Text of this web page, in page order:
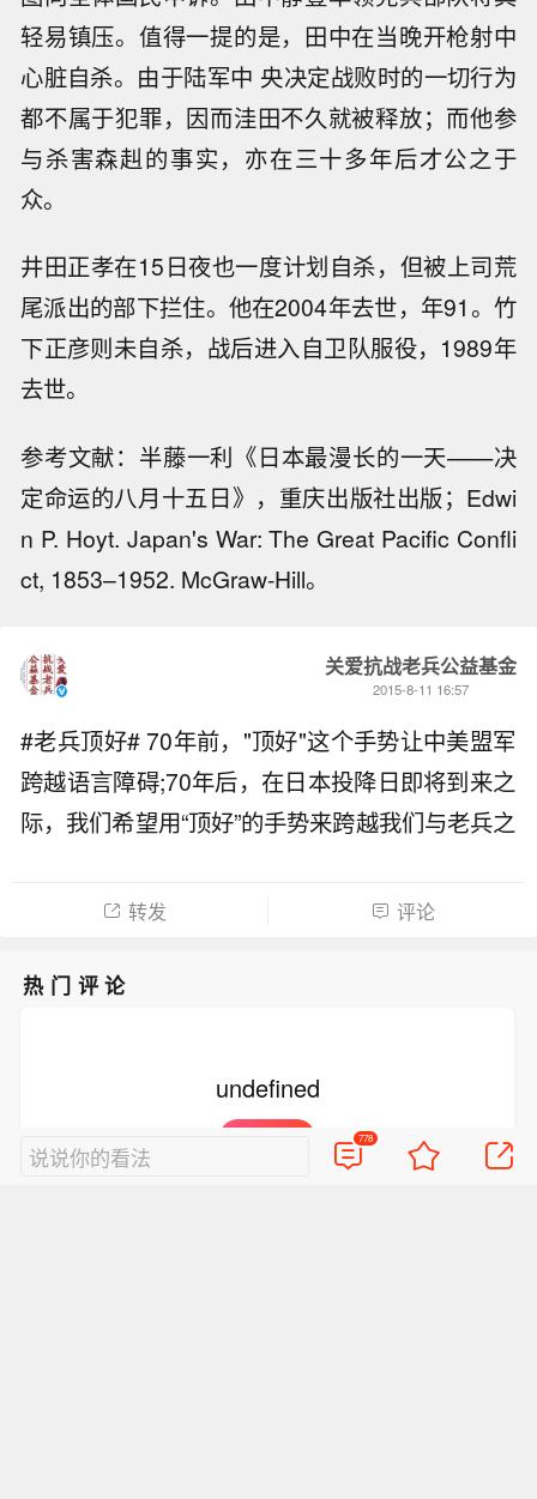
轻易镇压。值得一提的是，田中在当晚开枪射中
心脏自杀。由于陆军中 央决定战败时的一切行为
都不属于犯罪，因而洼田不久就被释放；而他参
与杀害森赳的事实，亦在三十多年后才公之于
众。
井田正孝在15日夜也一度计划自杀，但被上司荒
尾派出的部下拦住。他在2004年去世，年91。竹
下正彦则未自杀，战后进入自卫队服役，1989年
去世。
参考文献：半藤一利《日本最漫长的一天——决
定命运的八月十五日》，重庆出版社出版；Edwi
n P. Hoyt. Japan's War: The Great Pacific Confli
ct, 1853–1952. McGraw-Hill。
关爱抗战老兵公益基金
2015-8-11 16:57
#老兵顶好# 70年前，"顶好"这个手势让中美盟军
跨越语言障碍;70年后，在日本投降日即将到来之
际，我们希望用“顶好”的手势来跨越我们与老兵之
公益 共同发起#老兵顶好#的话题，特别邀请各位
转发 评论
热门评论
undefined
说说你的看法
778